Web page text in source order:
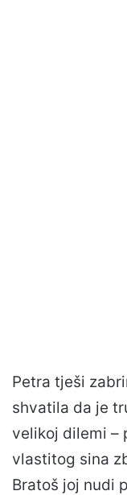
Petra tješi
shvatila da je
velikoj dilemi –
vlastitog sina
Bratoš joj nudi